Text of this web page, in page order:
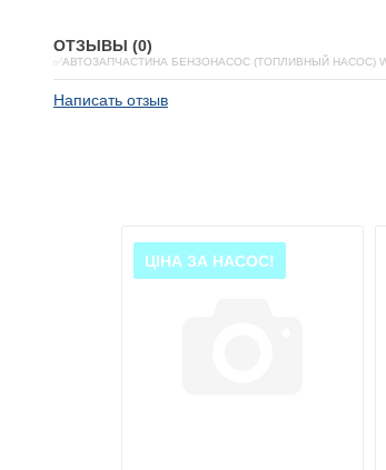
ОТЗЫВЫ (0)
✅АВТОЗАПЧАСТИНА БЕНЗОНАСОС (ТОПЛИВНЫЙ НАСОС)
Написать отзыв
ЦІНА ЗА НАСОС!